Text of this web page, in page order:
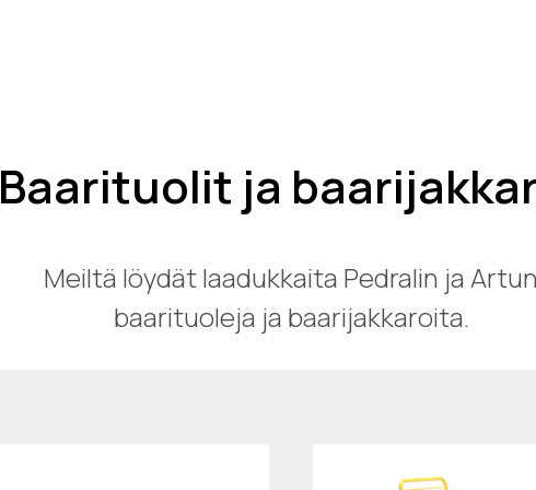
Baarituolit ja
Meiltä löydät laadukkaita Pedralin ja Artun
baarituoleja ja baarijakkaroita.